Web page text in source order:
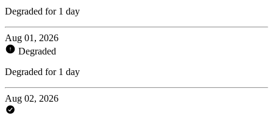
Degraded for 1 day
Aug 01, 2026
Degraded
Degraded for 1 day
Aug 02, 2026